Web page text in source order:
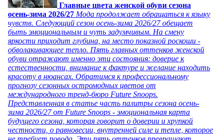
Главные цвета женской обуви сезона
осень-зима 2026/27 Мода продолжает обращаться к языку
чувств. Следующий сезон осень-зима 2026/27 обещает
быть эмоциональным и чуть задумчивым. На смену
яркости приходит глубина, на место показной роскоши -
обволакивающее тепло. Пять главных оттенков женской
обуви отражают именно эти состояния: доверие к
естественности, внимание к фактуре и желание находить
красоту в нюансах. Обратимся к профессиональному
прогнозу сезонных остромодных цветов от
международного тренд-бюро Future Snoops.
Представленная в статье часть палитры сезона осень-
зима 2026/27 от Future Snoops - эмоциональная карта
будущего сезона, которая говорит о доверии и хрупкой
честности, о равновесии, внутренней силе и тепле, которое